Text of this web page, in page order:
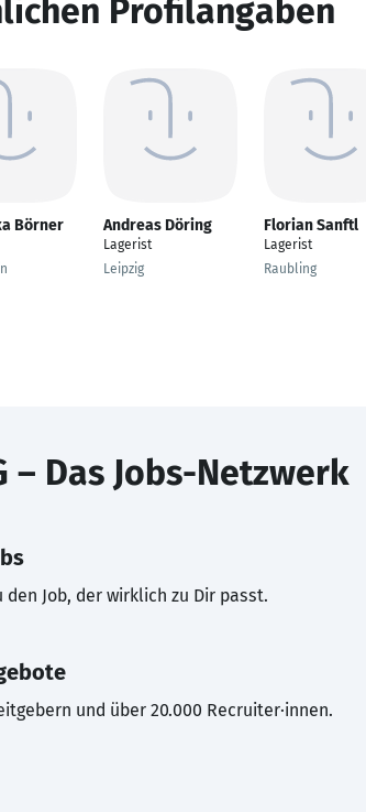
Profilangaben
Börner Andreas Döring
Lagerist
Leipzig
Florian Sanftl
Lagerist
Raubling
– Das Jobs-Netzwerk
den Job, der wirklich zu Dir passt.
und über 20.000 Recruiter·innen.